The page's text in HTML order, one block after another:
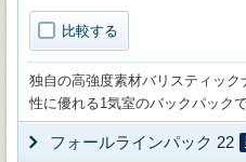
比較する
独自の高強度素材バリスティッ
性に優れる1気室のバックパックで
フォールラインパック 22